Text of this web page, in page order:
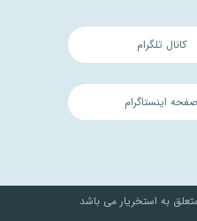
کانال تلگرام
صفحه اینستاگرام
به استخریار می باشد